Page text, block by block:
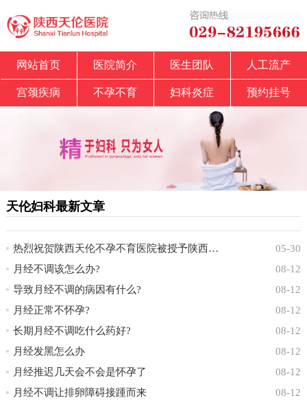
网站首页 医院简介 医生团队 人工流产
宫颈疾病 不孕不育 妇科炎症 预约挂号
天伦妇科最新文章
05-30
热烈祝贺陕西天伦不孕不育医院被授予陕西省中
08-12
月经不调该怎么办?
08-12
导致月经不调的病因有什么?
08-12
月经正常不怀孕?
08-12
长期月经不调吃什么药好?
08-12
月经发黑怎么办
08-12
月经推迟几天会不会是怀孕了
08-12
月经不调让排卵障碍接踵而来